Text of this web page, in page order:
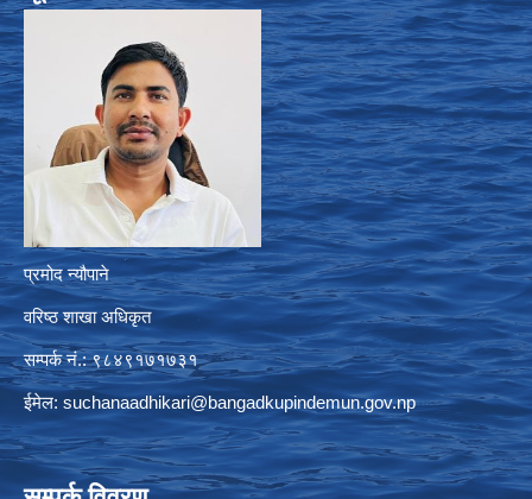
प्रमोद न्यौपाने
वरिष्ठ शाखा अधिकृत
सम्पर्क नं.: ९८४९१७१७३१
ईमेल: suchanaadhikari@bangadkupindemun.gov.np